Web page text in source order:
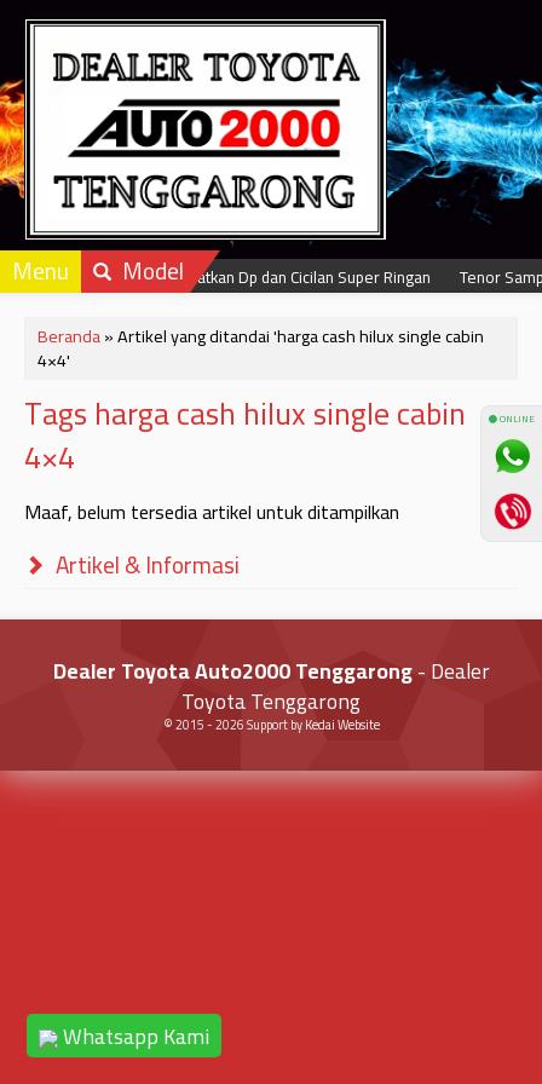
Dapatkan Dp dan Cicilan Super Ringan Tenor
Menu Model
Beranda»Artikel yang ditandai 'harga cash hilux single cabin
4×4'
Tags harga cash hilux single cabin
4×4
Maaf, belum tersedia artikel untuk ditampilkan
Artikel & Informasi
Dealer Toyota Auto2000 Tenggarong- Dealer
Toyota Tenggarong
© 2015 -2026Support byKedai Website
Whatsapp Kami
⚫ ONLINE